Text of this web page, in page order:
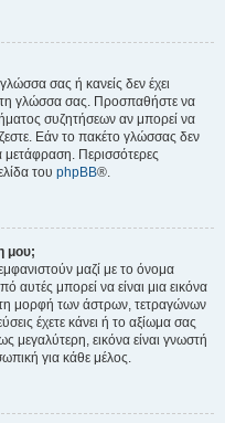
γλώσσα σας ή κανείς δεν έχει
γλώσσα σας. Προσπαθήστε να
συζητήσεων αν μπορεί να
Εάν το πακέτο γλώσσας δεν
μετάφραση. Περισσότερες
του phpBB®.
μου;
μαζί με το όνομα
μπορεί να είναι μια εικόνα
τη μορφή των άστρων, τετραγώνων
έχετε κάνει ή το αξίωμα σας
εικόνα είναι γνωστή
για κάθε μέλος.